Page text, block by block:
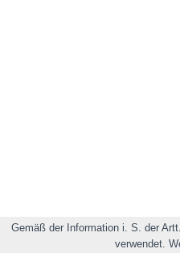
Gemäß der Information i. S. der
verwendet.